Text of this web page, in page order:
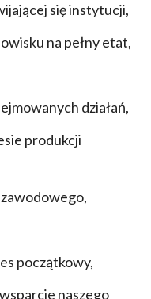
się instytucji,
na pełny etat,
działań,
produkcji
początkowy,
naszego